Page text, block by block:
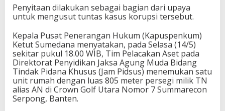
Penyitaan dilakukan sebagai bagian dari upaya
untuk mengusut tuntas kasus korupsi tersebut.
Kepala Pusat Penerangan Hukum (Kapuspenkum)
Ketut Sumedana menyatakan, pada Selasa (14/5)
sekitar pukul 18.00 WIB, Tim Pelacakan Aset pada
Direktorat Penyidikan Jaksa Agung Muda Bidang
Tindak Pidana Khusus (Jam Pidsus) menemukan satu
unit rumah dengan luas 805 meter persegi milik TN
alias AN di Crown Golf Utara Nomor 7 Summarecon
Serpong, Banten.